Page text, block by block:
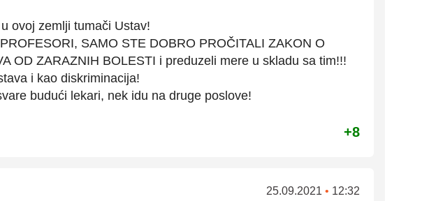
ovoj zemlji tumači Ustav!
SAMO STE DOBRO PROČITALI ZAKON O
OD ZARAZNIH BOLESTI i preduzeli mere u skladu sa tim!!!
i kao diskriminacija!
budući lekari, nek idu na druge poslove!
+8
25.09.2021 • 12:32